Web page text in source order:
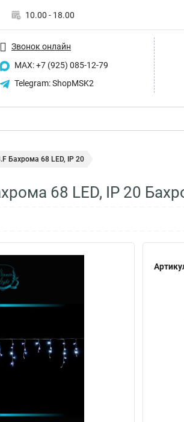
10.00 - 18.00
Звонок онлайн
MAX: +7 (925) 085-12-79
Telegram: ShopMSK2
Бахрома 68 LED, IP 20
68 LED, IP 20